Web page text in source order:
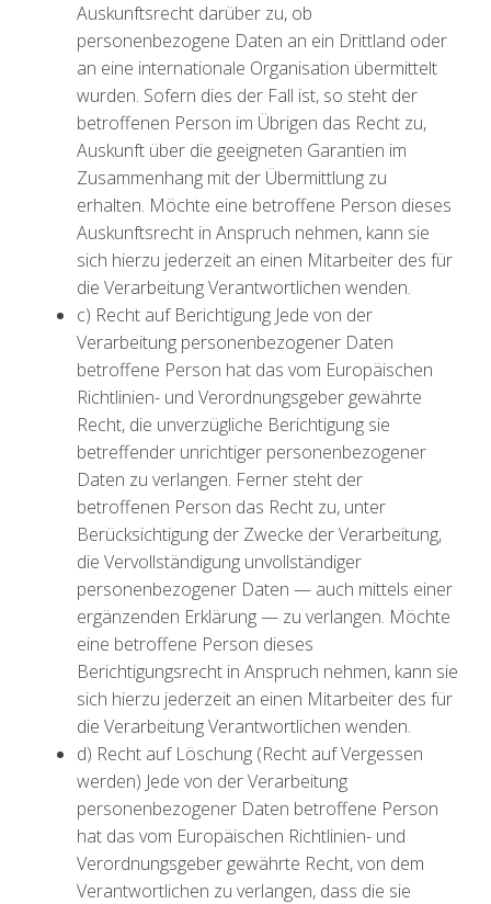
Auskunftsrecht darüber zu, ob
personenbezogene Daten an ein Drittland oder
an eine internationale Organisation übermittelt
wurden. Sofern dies der Fall ist, so steht der
betroffenen Person im Übrigen das Recht zu,
Auskunft über die geeigneten Garantien im
Zusammenhang mit der Übermittlung zu
erhalten. Möchte eine betroffene Person dieses
Auskunftsrecht in Anspruch nehmen, kann sie
sich hierzu jederzeit an einen Mitarbeiter des für
die Verarbeitung Verantwortlichen wenden.
c) Recht auf Berichtigung Jede von der
Verarbeitung personenbezogener Daten
betroffene Person hat das vom Europäischen
Richtlinien- und Verordnungsgeber gewährte
Recht, die unverzügliche Berichtigung sie
betreffender unrichtiger personenbezogener
Daten zu verlangen. Ferner steht der
betroffenen Person das Recht zu, unter
Berücksichtigung der Zwecke der Verarbeitung,
die Vervollständigung unvollständiger
personenbezogener Daten — auch mittels einer
ergänzenden Erklärung — zu verlangen. Möchte
eine betroffene Person dieses
Berichtigungsrecht in Anspruch nehmen, kann sie
sich hierzu jederzeit an einen Mitarbeiter des für
die Verarbeitung Verantwortlichen wenden.
d) Recht auf Löschung (Recht auf Vergessen
werden) Jede von der Verarbeitung
personenbezogener Daten betroffene Person
hat das vom Europäischen Richtlinien- und
Verordnungsgeber gewährte Recht, von dem
Verantwortlichen zu verlangen, dass die sie